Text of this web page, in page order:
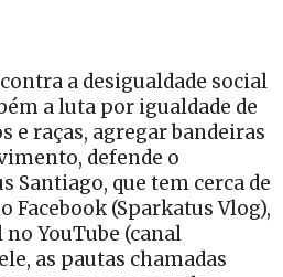
a desigualdade social
a luta por igualdade de
e raças, agregar bandeiras
defende o
Santiago, que tem cerca de
Facebook (Sparkatus Vlog),
YouTube (canal
as pautas chamadas